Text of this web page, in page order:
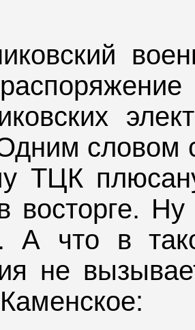
словом
ТЦК
восторге.
А что в
не